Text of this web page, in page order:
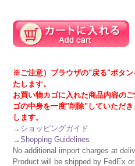
※ご注意）ブラウザの"戻る"ボタ
たします。
お買い物カゴに入れた商品内容の
ゴの中身を一度"削除"していただ
します。
→ ショッピングガイド
→Shopping Guidelines
No additional import charges at
Product will be shipped by FedEx